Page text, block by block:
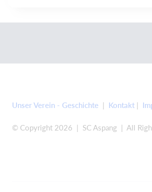
Unser Verein - Geschichte | Kontakt |
© Copyright 2026 | SC Aspang | All